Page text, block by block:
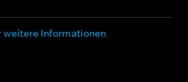
weitere Informationen